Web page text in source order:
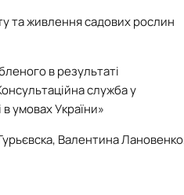
та живлення садових рослин
в результаті
служба у
в умовах України»
Валентина Лановенко